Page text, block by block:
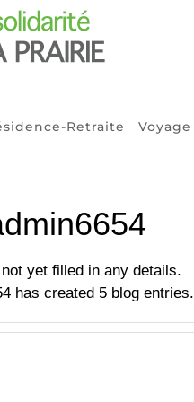
Retraite Voyage
yet filled in any details.
has created 5 blog entries.